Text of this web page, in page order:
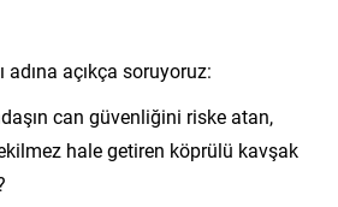
açıkça soruyoruz:
can güvenliğini riske atan,
hale getiren köprülü kavşak